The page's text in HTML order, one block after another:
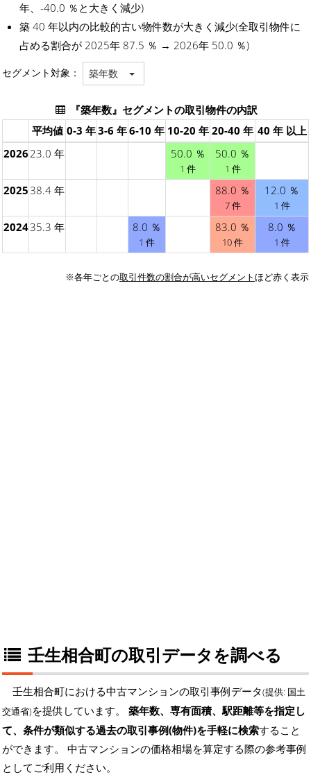
年、-40.0 ％と大きく減少)
築 40 年以内の比較的古い物件数が大きく減少(全取引物件に
占める割合が 2025年 87.5 ％ → 2026年 50.0 ％)
セグメント対象： 築年数
『築年数』セグメントの取引物件の内訳
平均値 0-3 年3-6 年6-10 年 10-20 年 20-40 年 40 年 以上
2026 23.0 年 50.0 ％
1 件
50.0 ％
1 件
2025 38.4 年 88.0 ％
7 件
12.0 ％
1 件
202435.3 年 8.0 ％
1 件
83.0 ％
10 件
8.0 ％
1 件
※各年ごとの取引件数の割合が高いセグメントほど赤く表示
壬生相合町の取引データを調べる
壬生相合町における中古マンションの取引事例データ(提供: 国土
交通省)を提供しています。 築年数、専有面積、駅距離等を指定し
て、条件が類似する過去の取引事例(物件)を手軽に検索すること
ができます。 中古マンションの価格相場を算定する際の参考事例
としてご利用ください。